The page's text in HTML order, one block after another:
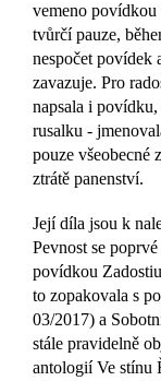
vemeno
tvůrčí pauze,
nespočet povídek
zavazuje. Pro
napsala i
rusalku -
pouze všeobecné
ztrátě panenství.
Její díla jsou k
Pevnost se
povídkou
to zopakovala s
03/2017) a
stále pravidelně
antologií Ve stínu